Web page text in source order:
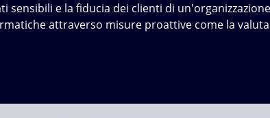
sensibili e la fiducia dei clienti di
attraverso misure proattive come la